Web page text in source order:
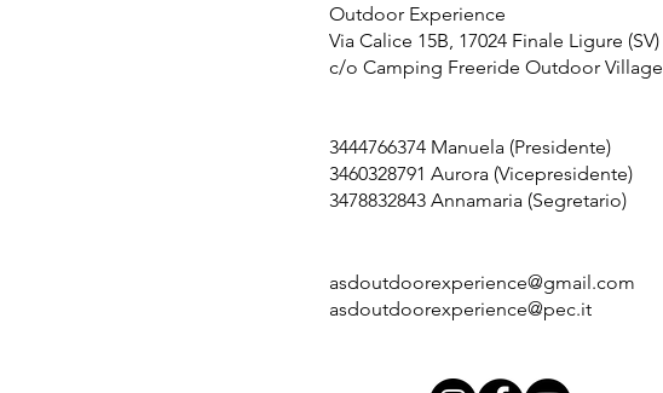
Outdoor Experience
Via Calice 15B, 17024 Finale Ligure (SV)
c/o Camping Freeride Outdoor Village
3444766374 Manuela (Presidente)
3460328791 Aurora (Vicepresidente)
3478832843 Annamaria (Segretario)
asdoutdoorexperience@gmail.com
asdoutdoorexperience@pec.it​